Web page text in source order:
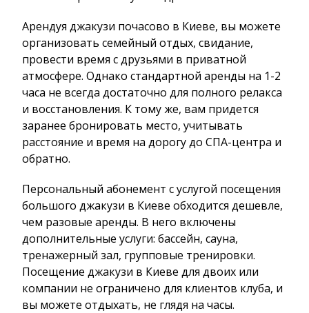
Арендуя джакузи почасово в Киеве, вы можете
организовать семейный отдых, свидание,
провести время с друзьями в приватной
атмосфере. Однако стандартной аренды на 1-2
часа не всегда достаточно для полного релакса
и восстановления. К тому же, вам придется
заранее бронировать место, учитывать
расстояние и время на дорогу до СПА-центра и
обратно.
Персональный абонемент с услугой посещения
большого джакузи в Киеве обходится дешевле,
чем разовые аренды. В него включены
дополнительные услуги: бассейн, сауна,
тренажерный зал, групповые тренировки.
Посещение джакузи в Киеве для двоих или
компании не ограничено для клиентов клуба, и
вы можете отдыхать, не глядя на часы.